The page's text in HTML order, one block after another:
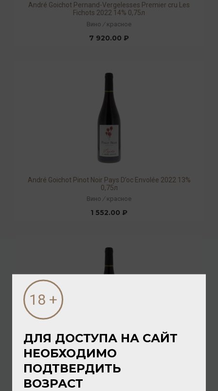
André Goichot Pernand-Vergelesses Premier cru Les
Fichots 2022 14% 0,75л
Вино / красное
7 920.00 ₽
André Goichot Pinot Noir Pays D’oc Envolée 2022 13%
0,75л
Вино / красное
1 552.00 ₽
André Goichot Pinot Noir Pays D’oc Envolée 2023 13%
Вино / красное
ДЛЯ ДОСТУПА НА САЙТ
НЕОБХОДИМО
ПОДТВЕРДИТЬ
ВОЗРАСТ